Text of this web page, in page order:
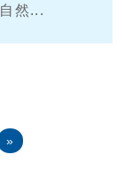
然...
»